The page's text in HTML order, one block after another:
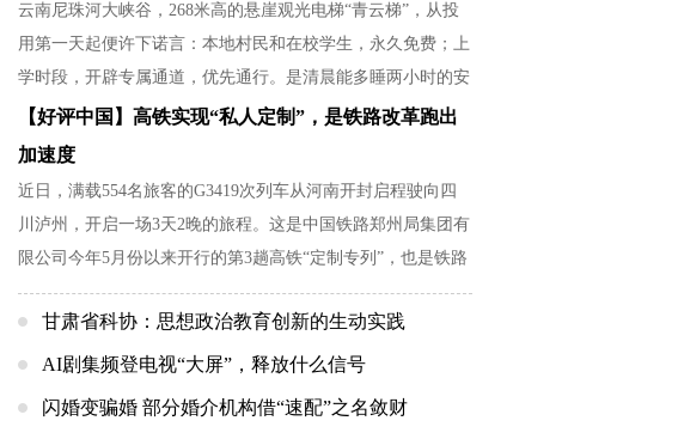
云南尼珠河大峡谷，268米高的悬崖观光电梯“青云梯”，从投
用第一天起便许下诺言：本地村民和在校学生，永久免费；上
学时段，开辟专属通道，优先通行。是清晨能多睡两小时的安
稳，是暴雨天不必紧贴湿滑崖壁的释然，是放学后还有余力帮
家里分担农活的从容。
【好评中国】高铁实现“私人定制”，是铁路改革跑出
加速度
近日，满载554名旅客的G3419次列车从河南开封启程驶向四
川泸州，开启一场3天2晚的旅程。这是中国铁路郑州局集团有
限公司今年5月份以来开行的第3趟高铁“定制专列”，也是铁路
部门精准对接市场需求的生动实践。
甘肃省科协：思想政治教育创新的生动实践
AI剧集频登电视“大屏”，释放什么信号
闪婚变骗婚 部分婚介机构借“速配”之名敛财